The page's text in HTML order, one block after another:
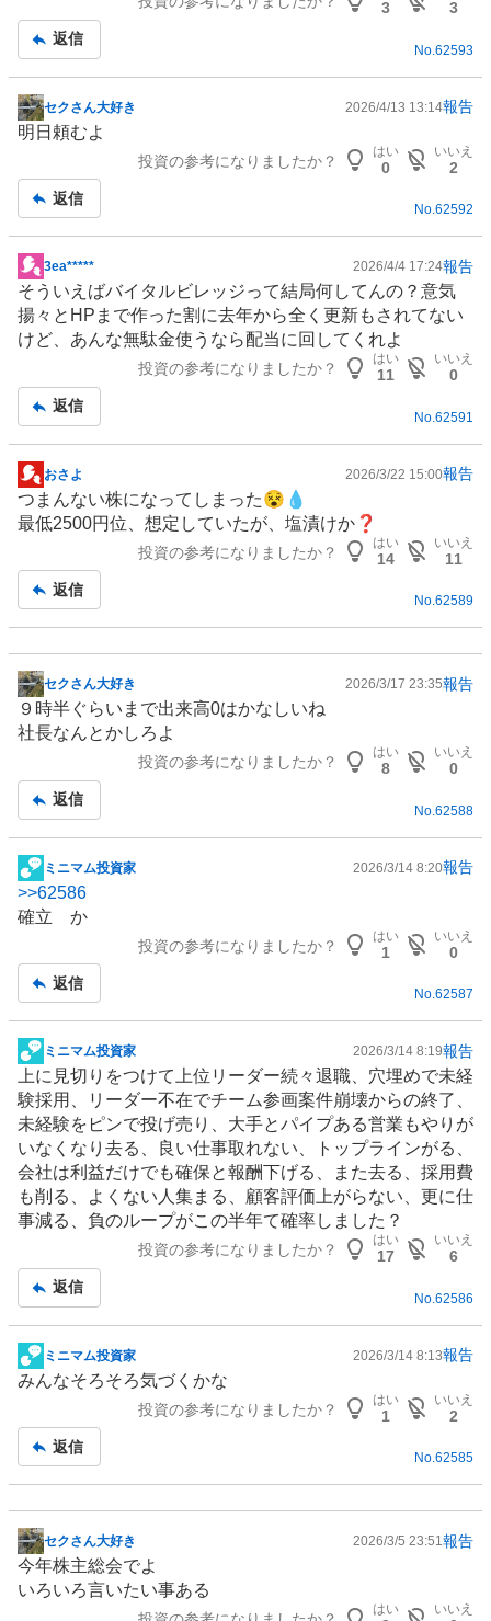
事
3
3
返信
No. 62593
掲
示
事
セクさん大好き 2026/4/13 13:14報告
明日頼むよ
投資の参考になりましたか？
はい
0
いいえ
2
返信
No.62592
掲
示
板
記
3ea***** 2026/4/4 17:24報告
そういえばバイタルビレッジって結局何してんの？意気
揚々とHPまで作った割に去年から全く更新もされてない
けど、あんな無駄金使うなら配当に回してくれよ
投資の参考になりましたか？
はい
11
いいえ
0
返信
No. 62591
掲
示
板
おさよ 2026/3/22 15:00報告
つまんない株になってしまった😵💧
最低2500円位、想定していたが、塩漬けか❓️
投資の参考になりましたか？
はい
14
いいえ
11
返信
No.62589
掲
示
板
セクさん大好き 2026/3/17 23:35報告
９時半ぐらいまで出来高0はかなしいね
社長なんとかしろよ
投資の参考になりましたか？
はい
8
いいえ
0
返信
No. 62588
掲
示
板
ミニマム投資家 2026/3/14 8:20報告
>>62586
確立 か
投資の参考になりましたか？
はい
1
いいえ
0
返信
No.62587
掲
示
板
記
事
ミニマム投資家 2026/3/14 8:19報告
上に見切りをつけて上位リーダー続々退職、穴埋めで未経
験採用、リーダー不在でチーム参画案件崩壊からの終了、
未経験をピンで投げ売り、大手とパイプある営業もやりが
いなくなり去る、良い仕事取れない、トップラインがる、
会社は利益だけでも確保と報酬下げる、また去る、採用費
も削る、よくない人集まる、顧客評価上がらない、更に仕
事減る、負のループがこの半年て確率しました？
投資の参考になりましたか？
はい
17
いいえ
6
返信
No. 62586
掲
示
事
ミニマム投資家 2026/3/14 8:13報告
みんなそろそろ気づくかな
投資の参考になりましたか？
はい
1
いいえ
2
返信
No.62585
掲
示
板
セクさん大好き 2026/3/5 23:51報告
今年株主総会でよ
いろいろ言いたい事ある
はい いいえ